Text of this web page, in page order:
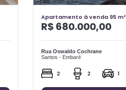
Apartamento à venda 95 m²
R$ 680.000,00
Rua Oswaldo Cochrane
Santos - Embaré
2 2 1